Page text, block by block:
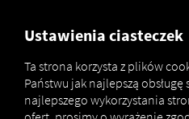
Marketplace Geo
Ustawienia ciasteczek
Ta strona korzysta z plików
Państwu jak najlepszą obsługę
najlepszego wykorzystania